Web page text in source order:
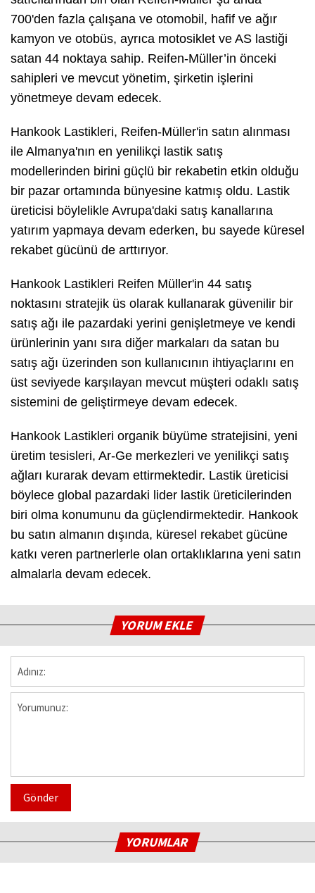
700'den fazla çalışana ve otomobil, hafif ve ağır
kamyon ve otobüs, ayrıca motosiklet ve AS lastiği
satan 44 noktaya sahip. Reifen-Müller’in önceki
sahipleri ve mevcut yönetim, şirketin işlerini
yönetmeye devam edecek.
Hankook Lastikleri, Reifen-Müller'in satın alınması
ile Almanya'nın en yenilikçi lastik satış
modellerinden birini güçlü bir rekabetin etkin olduğu
bir pazar ortamında bünyesine katmış oldu. Lastik
üreticisi böylelikle Avrupa'daki satış kanallarına
yatırım yapmaya devam ederken, bu sayede küresel
rekabet gücünü de arttırıyor.
Hankook Lastikleri Reifen Müller'in 44 satış
noktasını stratejik üs olarak kullanarak güvenilir bir
satış ağı ile pazardaki yerini genişletmeye ve kendi
ürünlerinin yanı sıra diğer markaları da satan bu
satış ağı üzerinden son kullanıcının ihtiyaçlarını en
üst seviyede karşılayan mevcut müşteri odaklı satış
sistemini de geliştirmeye devam edecek.
Hankook Lastikleri organik büyüme stratejisini, yeni
üretim tesisleri, Ar-Ge merkezleri ve yenilikçi satış
ağları kurarak devam ettirmektedir. Lastik üreticisi
böylece global pazardaki lider lastik üreticilerinden
biri olma konumunu da güçlendirmektedir. Hankook
bu satın almanın dışında, küresel rekabet gücüne
katkı veren partnerlerle olan ortaklıklarına yeni satın
almalarla devam edecek.
YORUM EKLE
Gönder
YORUMLAR